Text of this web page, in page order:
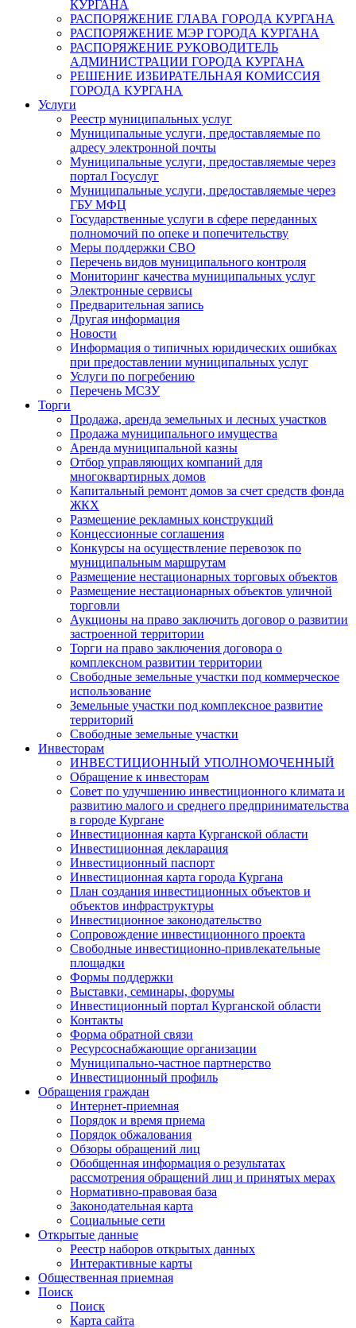
КУРГАНА
РАСПОРЯЖЕНИЕ ГЛАВА ГОРОДА КУРГАНА
РАСПОРЯЖЕНИЕ МЭР ГОРОДА КУРГАНА
РАСПОРЯЖЕНИЕ РУКОВОДИТЕЛЬ
АДМИНИСТРАЦИИ ГОРОДА КУРГАНА
РЕШЕНИЕ ИЗБИРАТЕЛЬНАЯ КОМИССИЯ
ГОРОДА КУРГАНА
Услуги
Реестр муниципальных услуг
Муниципальные услуги, предоставляемые по
адресу электронной почты
Муниципальные услуги, предоставляемые через
портал Госуслуг
Муниципальные услуги, предоставляемые через
ГБУ МФЦ
Государственные услуги в сфере переданных
полномочий по опеке и попечительству
Меры поддержки СВО
Перечень видов муниципального контроля
Мониторинг качества муниципальных услуг
Электронные сервисы
Предварительная запись
Другая информация
Новости
Информация о типичных юридических ошибках
при предоставлении муниципальных услуг
Услуги по погребению
Перечень МСЗУ
Торги
Продажа, аренда земельных и лесных участков
Продажа муниципального имущества
Аренда муниципальной казны
Отбор управляющих компаний для
многоквартирных домов
Капитальный ремонт домов за счет средств фонда
ЖКХ
Размещение рекламных конструкций
Концессионные соглашения
Конкурсы на осуществление перевозок по
муниципальным маршрутам
Размещение нестационарных торговых объектов
Размещение нестационарных объектов уличной
торговли
Аукционы на право заключить договор о развитии
застроенной территории
Торги на право заключения договора о
комплексном развитии территории
Свободные земельные участки под коммерческое
использование
Земельные участки под комплексное развитие
территорий
Свободные земельные участки
Инвесторам
ИНВЕСТИЦИОННЫЙ УПОЛНОМОЧЕННЫЙ
Обращение к инвесторам
Совет по улучшению инвестиционного климата и
развитию малого и среднего предпринимательства
в городе Кургане
Инвестиционная карта Курганской области
Инвестиционная декларация
Инвестиционный паспорт
Инвестиционная карта города Кургана
План создания инвестиционных объектов и
объектов инфраструктуры
Инвестиционное законодательство
Сопровождение инвестиционного проекта
Свободные инвестиционно-привлекательные
площадки
Формы поддержки
Выставки, семинары, форумы
Инвестиционный портал Курганской области
Контакты
Форма обратной связи
Ресурсоснабжающие организации
Муниципально-частное партнерство
Инвестиционный профиль
Обращения граждан
Интернет-приемная
Порядок и время приема
Порядок обжалования
Обзоры обращений лиц
Обобщенная информация о результатах
рассмотрения обращений лиц и принятых мерах
Нормативно-правовая база
Законодательная карта
Социальные сети
Открытые данные
Реестр наборов открытых данных
Интерактивные карты
Общественная приемная
Поиск
Поиск
Карта сайта